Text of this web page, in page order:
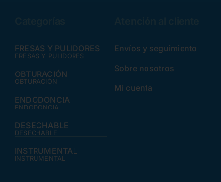
FRESAS Y PULIDORES
FRESAS Y PULIDORES
OBTURACIÓN
OBTURACIÓN
ENDODONCIA
ENDODONCIA
DESECHABLE
DESECHABLE
INSTRUMENTAL
INSTRUMENTAL
Envíos y seguimiento
Sobre nosotros
Mi cuenta